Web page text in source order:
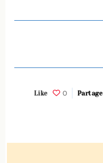
0
Like Partage